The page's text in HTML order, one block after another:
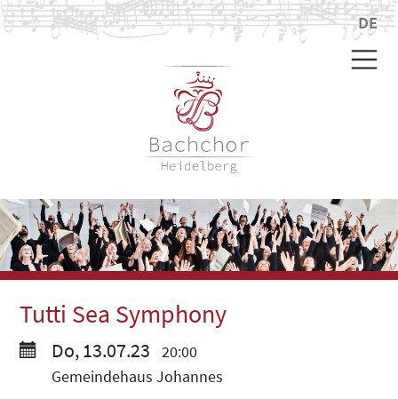
DE
Tutti Sea Symphony
Do, 13.07.23
20:00
Gemeindehaus Johannes